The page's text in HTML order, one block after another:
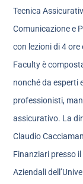
Tecnica
Comunicazione e
con lezioni di 4
Faculty è
nonché da esperti
professionisti,
assicurativo. La
Claudio
Finanziari presso
Aziendali